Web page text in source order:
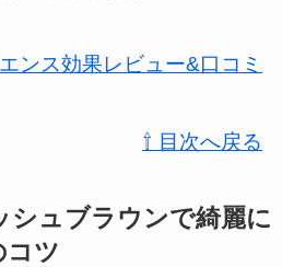
ンス効果レビュー&口コミ
⇧ 目次へ戻る
シュブラウンで綺麗に
コツ